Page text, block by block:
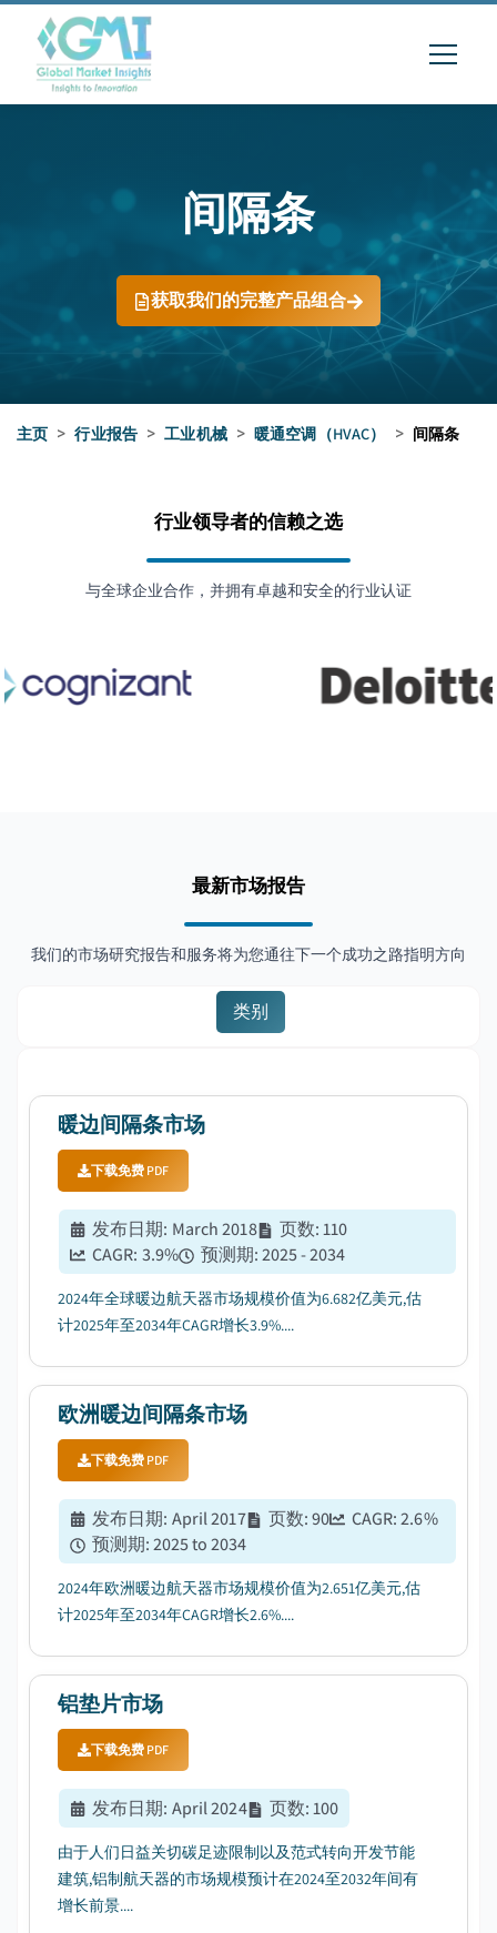
间隔条
获取我们的完整产品组合
主页 > 行业报告 > 工业机械 > 暖通空调（HVAC） > 间隔条
行业领导者的信赖之选
与全球企业合作，并拥有卓越和安全的行业认证
最新市场报告
我们的市场研究报告和服务将为您通往下一个成功之路指明方向
类别
暖边间隔条市场
下载免费 PDF
发布日期: March 2018 页数:110
CAGR: 3.9% 预测期:2025 - 2034
2024年全球暖边航天器市场规模价值为6.682亿美元,估
计2025年至2034年CAGR增长3.9%....
欧洲暖边间隔条市场
下载免费 PDF
发布日期: April 2017 页数:90 CAGR:2.6%
预测期:2025 to 2034
2024年欧洲暖边航天器市场规模价值为2.651亿美元,估
计2025年至2034年CAGR增长2.6%....
铝垫片市场
下载免费 PDF
发布日期: April 2024 页数:100
由于人们日益关切碳足迹限制以及范式转向开发节能
建筑,铝制航天器的市场规模预计在2024至2032年间有
增长前景....